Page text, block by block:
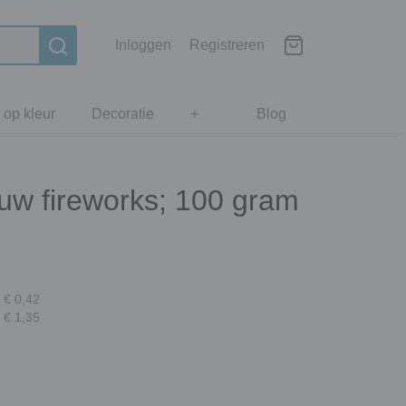
Inloggen Registreren
Blog
op kleur Decoratie +
fireworks; 100 gram
€ 0,42
€ 1,35